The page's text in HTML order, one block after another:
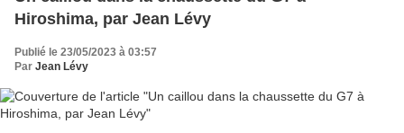
Hiroshima, par Jean Lévy
Publié le 23/05/2023 à 03:57
Par Jean Lévy